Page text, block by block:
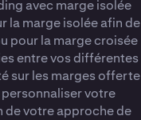
avec marge isolée
la marge isolée afin de
pour la marge croisée
entre vos différentes
sur les marges offerte
votre
de votre approche de